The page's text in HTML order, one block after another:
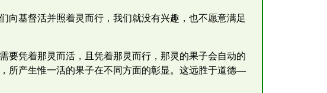
向基督活并照着灵而行，我们就没有兴趣，也不愿意满足
要凭着那灵而活，且凭着那灵而行，那灵的果子会自动的
所产生惟一活的果子在不同方面的彰显。这远胜于道德—